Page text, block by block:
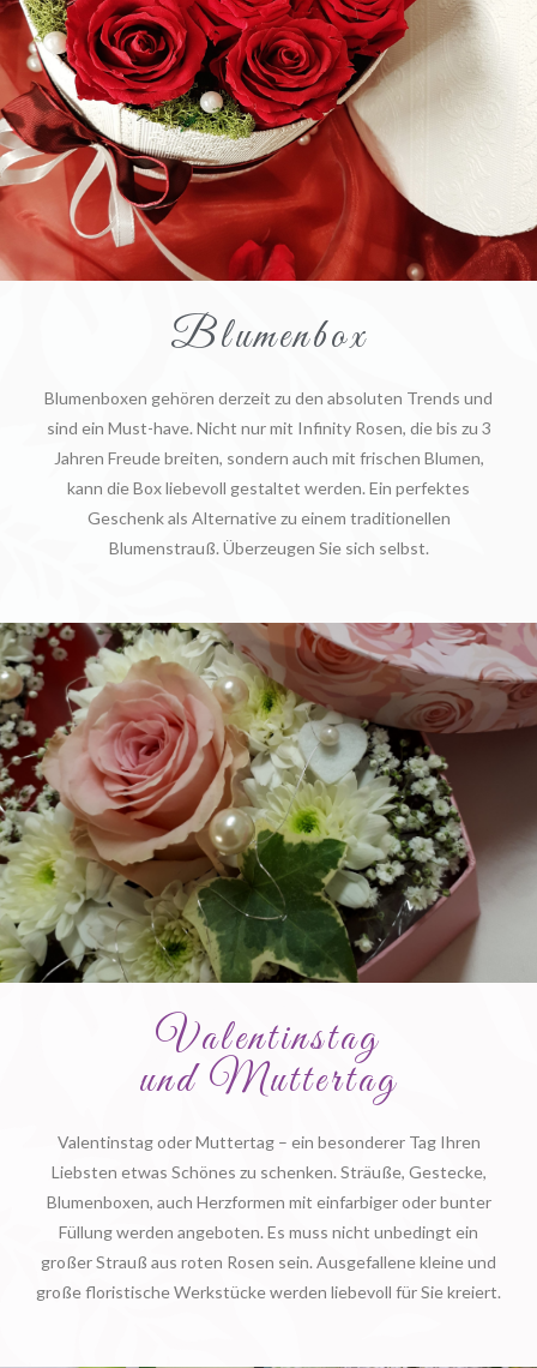
Blumenbox
Blumenboxen gehören derzeit zu den absoluten Trends und
sind ein Must-have. Nicht nur mit Infinity Rosen, die bis zu 3
Jahren Freude breiten, sondern auch mit frischen Blumen,
kann die Box liebevoll gestaltet werden. Ein perfektes
Geschenk als Alternative zu einem traditionellen
Blumenstrauß. Überzeugen Sie sich selbst.
Valentinstag
und Muttertag
Valentinstag oder Muttertag – ein besonderer Tag Ihren
Liebsten etwas Schönes zu schenken. Sträuße, Gestecke,
Blumenboxen, auch Herzformen mit einfarbiger oder bunter
Füllung werden angeboten. Es muss nicht unbedingt ein
großer Strauß aus roten Rosen sein. Ausgefallene kleine und
große floristische Werkstücke werden liebevoll für Sie kreiert.